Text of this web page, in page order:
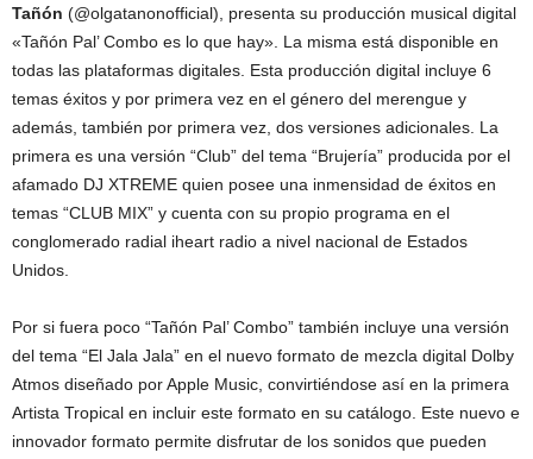
Tañón (@olgatanonofficial), presenta su producción musical digital
«Tañón Pal’ Combo es lo que hay». La misma está disponible en
todas las plataformas digitales. Esta producción digital incluye 6
temas éxitos y por primera vez en el género del merengue y
además, también por primera vez, dos versiones adicionales. La
primera es una versión “Club” del tema “Brujería” producida por el
afamado DJ XTREME quien posee una inmensidad de éxitos en
temas “CLUB MIX” y cuenta con su propio programa en el
conglomerado radial iheart radio a nivel nacional de Estados
Unidos.
Por si fuera poco “Tañón Pal’ Combo” también incluye una versión
del tema “El Jala Jala” en el nuevo formato de mezcla digital Dolby
Atmos diseñado por Apple Music, convirtiéndose así en la primera
Artista Tropical en incluir este formato en su catálogo. Este nuevo e
innovador formato permite disfrutar de los sonidos que pueden